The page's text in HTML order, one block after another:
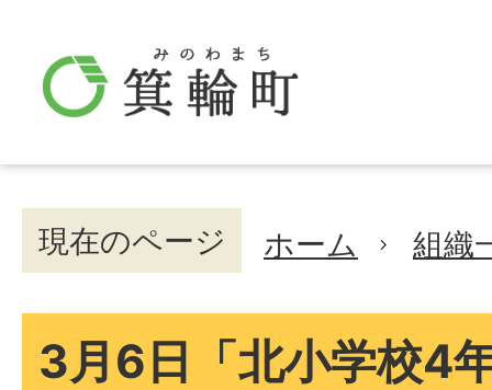
現在のページ ホーム 組織
3月6日「北小学校4